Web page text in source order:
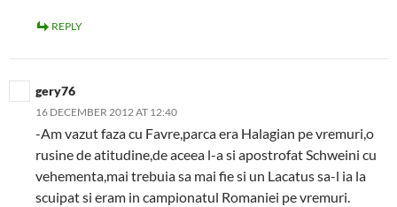
REPLY
gery76
16 DECEMBER 2012 AT 12:40
-Am vazut faza cu Favre,parca era Halagian pe vremuri,o
rusine de atitudine,de aceea l-a si apostrofat Schweini cu
vehementa,mai trebuia sa mai fie si un Lacatus sa-l ia la
scuipat si eram in campionatul Romaniei pe vremuri.